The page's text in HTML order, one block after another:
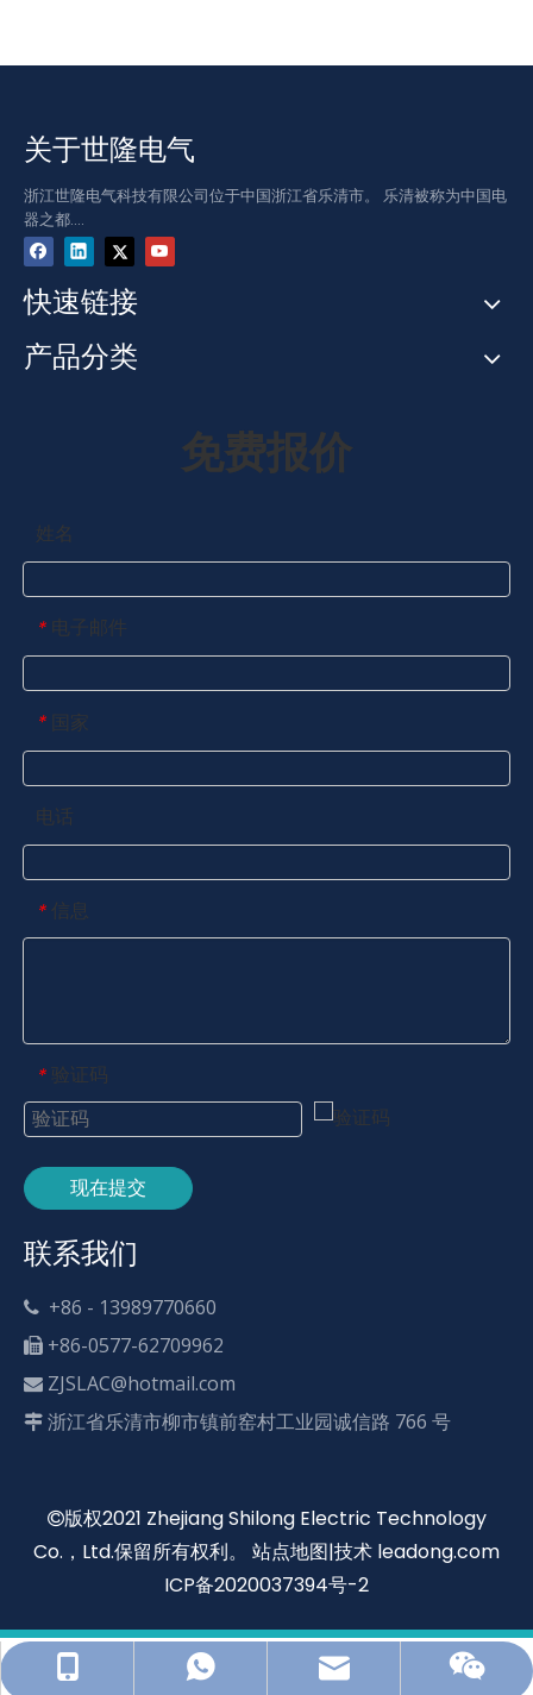
关于世隆电气
浙江世隆电气科技有限公司位于中国浙江省乐清市。 乐清被称为中国电
器之都....
快速链接
产品分类
+86 - 13989770660
+86 - 13868772115
ZJSLAC@hotmail.com
免费报价
姓名
* 电子邮件
* 国家
电话
* 信息
* 验证码
现在提交
联系我们
 +86 - 13989770660
 +86-0577-62709962
 ZJSLAC@hotmail.com
 浙江省乐清市柳市镇前窑村工业园诚信路 766 号
版权2021 Zhejiang Shilong Electric Technology
Co.，Ltd.保留所有权利。 站点地图|技术 leadong.com
ICP备2020037394号-2